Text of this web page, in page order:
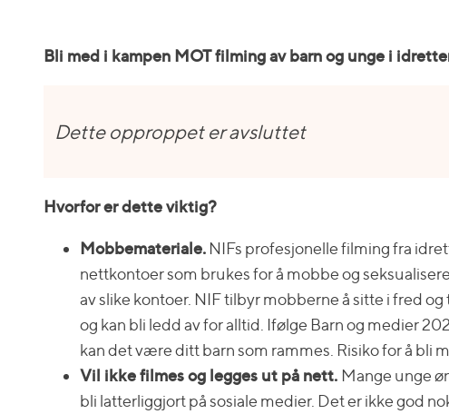
Bli med i kampen MOT filming av barn og unge i
Dette opproppet er avsluttet
Hvorfor er dette viktig?
Mobbemateriale. NIFs profesjonelle filming fra
nettkontoer som brukes for å mobbe og
av slike kontoer. NIF tilbyr mobberne å sitte i fred
og kan bli ledd av for alltid. Ifølge Barn og medier
kan det være ditt barn som rammes. Risiko for å bli
Vil ikke filmes og legges ut på nett. Mange unge
bli latterliggjort på sosiale medier. Det er ikke god